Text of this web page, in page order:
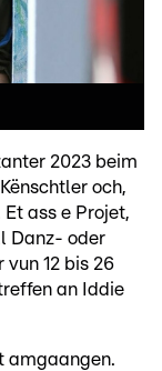
2023 beim
och,
ass e Projet,
Danz- oder
12 bis 26
an Iddie
amgaangen.